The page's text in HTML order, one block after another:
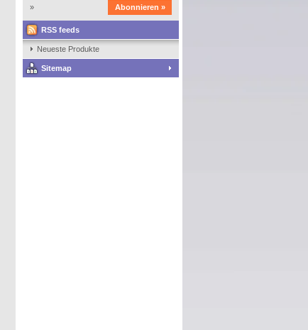
»
Datenschutzerklärung
Abonnieren »
RSS feeds
Neueste Produkte
Sitemap